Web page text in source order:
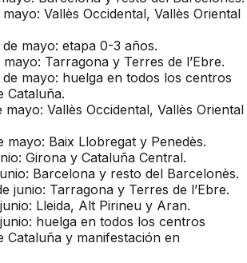
Vallès Occidental, Vallès Oriental
mayo: etapa 0-3 años.
Tarragona y Terres de l’Ebre.
mayo: huelga en todos los centros
Cataluña.
mayo: Vallès Occidental, Vallès Oriental
mayo: Baix Llobregat y Penedès.
Girona y Cataluña Central.
Barcelona y resto del Barcelonès.
junio: Tarragona y Terres de l’Ebre.
Lleida, Alt Pirineu y Aran.
huelga en todos los centros
Cataluña y manifestación en